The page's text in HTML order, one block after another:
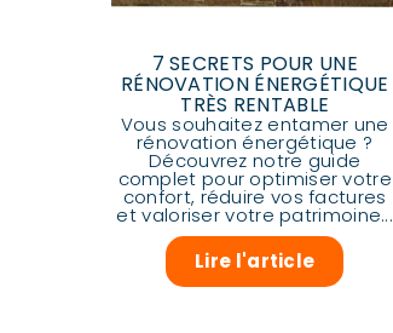
7 SECRETS POUR UNE
RÉNOVATION ÉNERGÉTIQUE
TRÈS RENTABLE
Vous souhaitez entamer une
rénovation énergétique ?
Découvrez notre guide
complet pour optimiser votre
confort, réduire vos factures
et valoriser votre patrimoine...
Lire l'article